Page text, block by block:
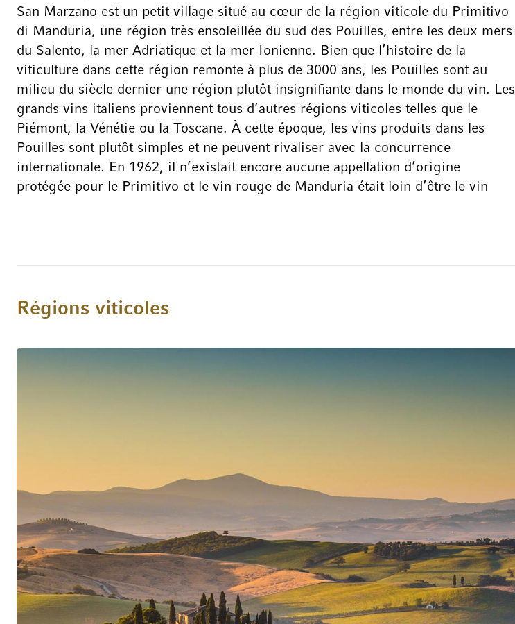
San Marzano est un petit village situé au cœur de la région viticole du Primitivo
di Manduria, une région très ensoleillée du sud des Pouilles, entre les deux mers
du Salento, la mer Adriatique et la mer Ionienne. Bien que l’histoire de la
viticulture dans cette région remonte à plus de 3000 ans, les Pouilles sont au
milieu du siècle dernier une région plutôt insignifiante dans le monde du vin. Les
grands vins italiens proviennent tous d’autres régions viticoles telles que le
Piémont, la Vénétie ou la Toscane. À cette époque, les vins produits dans les
Pouilles sont plutôt simples et ne peuvent rivaliser avec la concurrence
internationale. En 1962, il n’existait encore aucune appellation d’origine
protégée pour le Primitivo et le vin rouge de Manduria était loin d’être le vin
naturel et culturel unique de leur région natale. Ils se sont lancés avec l’objectif
d’augmenter la demande. Aujourd’hui, la Cantine San Marzano est l’un des
domaines viticoles les plus populaires, les plus connus et les plus modernes de la
qui, en raison des conditions naturelles particulières (climat, sols et âge des
vignes), possèdent un caractère qui leur est propre. Les conditions climatiques
dans le Salento sont difficiles, car la partie sud des Pouilles est caractérisée en
été par un ensoleillement direct important, la sécheresse et la chaleur, avec des
températures pouvant atteindre 45 degrés. Cependant, une brise rafraîchissante
venue de la Méditerranée apporte un refroidissement régulier aux vignobles et
contribue de manière significative à la fraîcheur, à l’équilibre et à l’intensité
aromatique du goût des raisins. Le sol rouge contenant de l’oxyde de fer, appelé
Régions viticoles